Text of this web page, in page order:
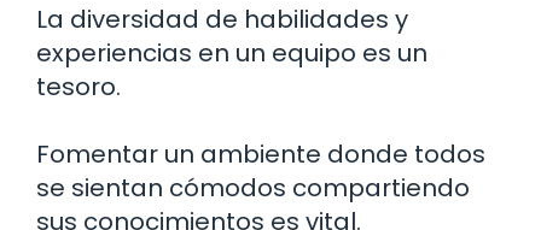
La diversidad de habilidades y
experiencias en un equipo es un
tesoro.
Fomentar un ambiente donde todos
se sientan cómodos compartiendo
sus conocimientos es vital.